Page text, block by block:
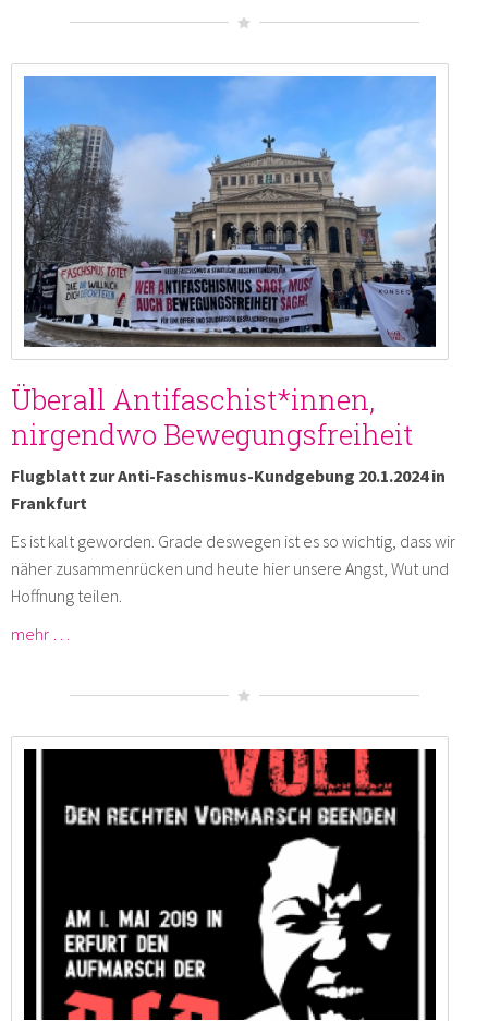
Überall Antifaschist*innen,
nirgendwo Bewegungsfreiheit
Flugblatt zur Anti-Faschismus-Kundgebung 20.1.2024 in
Frankfurt
Es ist kalt geworden. Grade deswegen ist es so wichtig, dass wir
näher zusammenrücken und heute hier unsere Angst, Wut und
Hoffnung teilen.
mehr …